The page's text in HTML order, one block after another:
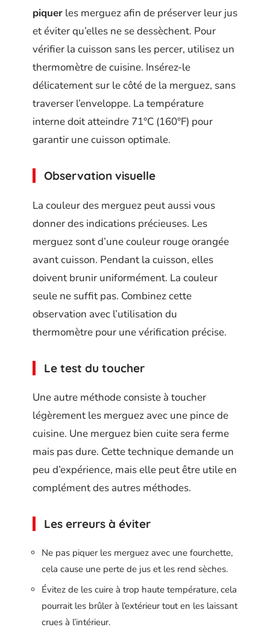
piquer les merguez afin de préserver leur jus
et éviter qu’elles ne se dessèchent. Pour
vérifier la cuisson sans les percer, utilisez un
thermomètre de cuisine. Insérez-le
délicatement sur le côté de la merguez, sans
traverser l’enveloppe. La température
interne doit atteindre 71°C (160°F) pour
garantir une cuisson optimale.
Observation visuelle
La couleur des merguez peut aussi vous
donner des indications précieuses. Les
merguez sont d’une couleur rouge orangée
avant cuisson. Pendant la cuisson, elles
doivent brunir uniformément. La couleur
seule ne suffit pas. Combinez cette
observation avec l’utilisation du
thermomètre pour une vérification précise.
Le test du toucher
Une autre méthode consiste à toucher
légèrement les merguez avec une pince de
cuisine. Une merguez bien cuite sera ferme
mais pas dure. Cette technique demande un
peu d’expérience, mais elle peut être utile en
complément des autres méthodes.
Les erreurs à éviter
Ne pas piquer les merguez avec une fourchette,
cela cause une perte de jus et les rend sèches.
Évitez de les cuire à trop haute température, cela
pourrait les brûler à l’extérieur tout en les laissant
crues à l’intérieur.